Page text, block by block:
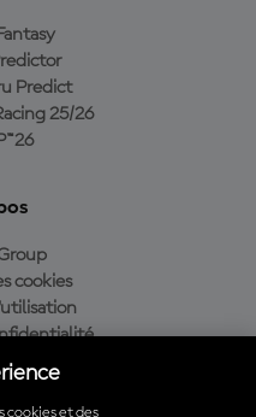
Predict
25/26
cookies
cookies et des